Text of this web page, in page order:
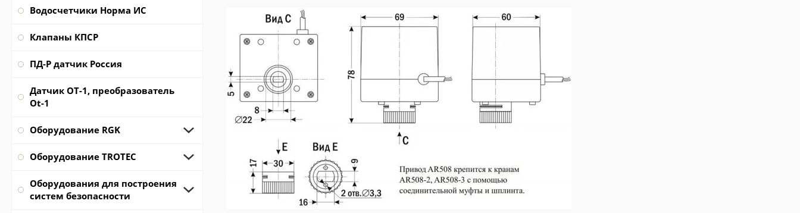
Водосчетчики Норма ИС
Клапаны КПСР
ПД-Р датчик Россия
Датчик ОТ-1, преобразователь
Ot-1
Оборудование RGK
Оборудование TROTEC
Оборудования для построения
систем безопасности